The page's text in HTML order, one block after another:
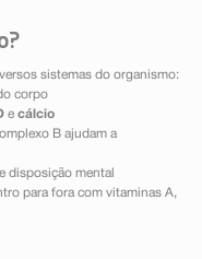
sistemas do organismo:
corpo
e cálcio
B ajudam a
disposição mental
para fora com vitaminas A,